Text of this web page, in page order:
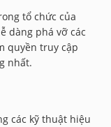
tổ chức của
dàng phá vỡ các
quyền truy cập
nhất.
các kỹ thuật hiệu